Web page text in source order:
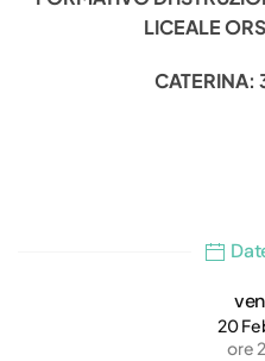
LICEALE
20
ore